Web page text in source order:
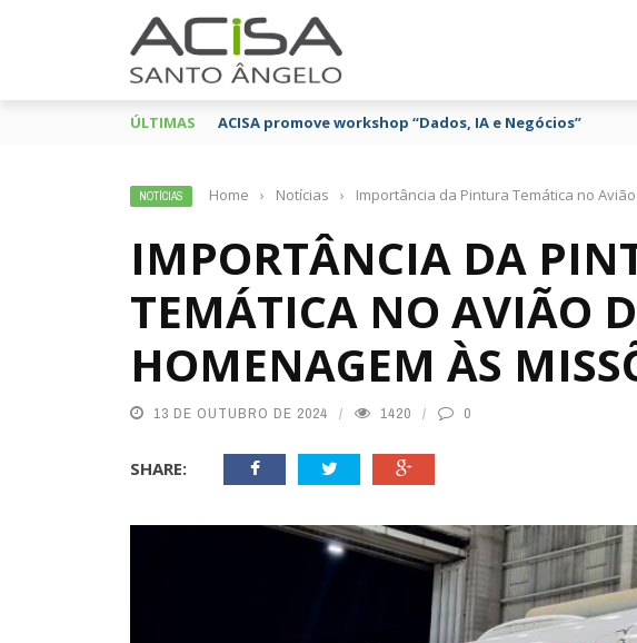
ÚLTIMAS ACISA promove workshop “Dados, IA e Negócios”
NOTÍCIAS Home › Notícias › Importância da Pintura Temática no
IMPORTÂNCIA DA
TEMÁTICA NO AVIÃO
HOMENAGEM ÀS
13 DE OUTUBRO DE 2024 1420 0
SHARE: